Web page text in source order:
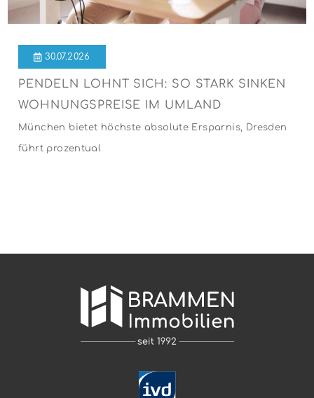
30.07.2026
PENDELN LOHNT SICH: SO STARK SINKEN
WOHNUNGSPREISE IM UMLAND
München bietet höchste absolute Ersparnis, Dresden
führt prozentual